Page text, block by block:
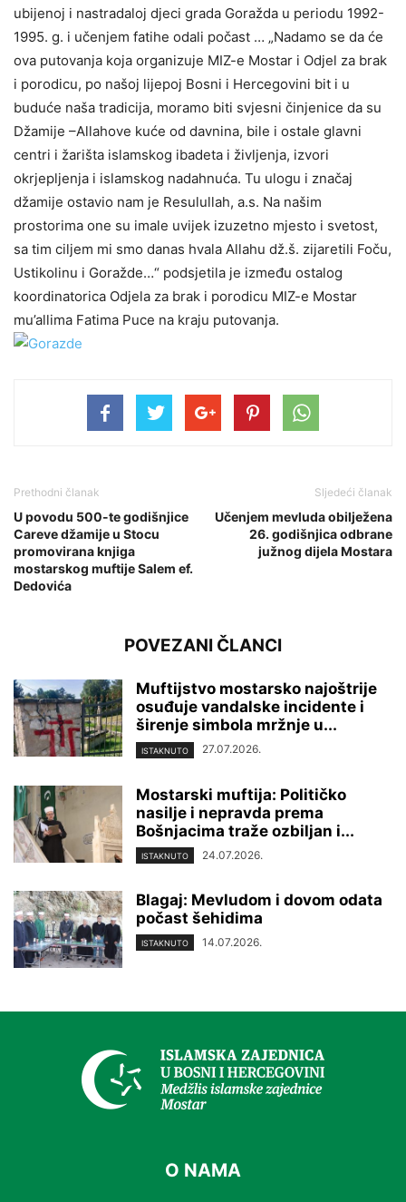
ubijenoj i nastradaloj djeci grada Goražda u periodu 1992-
1995. g. i učenjem fatihe odali počast … „Nadamo se da će
ova putovanja koja organizuje MIZ-e Mostar i Odjel za brak
i porodicu, po našoj lijepoj Bosni i Hercegovini bit i u
buduće naša tradicija, moramo biti svjesni činjenice da su
Džamije –Allahove kuće od davnina, bile i ostale glavni
centri i žarišta islamskog ibadeta i življenja, izvori
okrjepljenja i islamskog nadahnuća. Tu ulogu i značaj
džamije ostavio nam je Resulullah, a.s. Na našim
prostorima one su imale uvijek izuzetno mjesto i svetost,
sa tim ciljem mi smo danas hvala Allahu dž.š. zijaretili Foču,
Ustikolinu i Goražde…“ podsjetila je između ostalog
koordinatorica Odjela za brak i porodicu MIZ-e Mostar
mu’allima Fatima Puce na kraju putovanja.
Prethodni članak
U povodu 500-te godišnjice
Careve džamije u Stocu
promovirana knjiga
mostarskog muftije Salem ef.
Dedovića
Sljedeći članak
Učenjem mevluda obilježena
26. godišnjica odbrane
južnog dijela Mostara
POVEZANI ČLANCI
Muftijstvo mostarsko najoštrije
osuđuje vandalske incidente i
širenje simbola mržnje u...
ISTAKNUTO 27.07.2026.
Mostarski muftija: Političko
nasilje i nepravda prema
Bošnjacima traže ozbiljan i...
ISTAKNUTO 24.07.2026.
Blagaj: Mevludom i dovom odata
počast šehidima
ISTAKNUTO 14.07.2026.
O NAMA